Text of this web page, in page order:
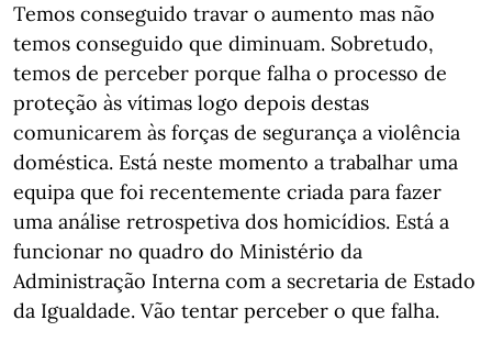
Temos conseguido travar o aumento mas não
temos conseguido que diminuam. Sobretudo,
temos de perceber porque falha o processo de
proteção às vítimas logo depois destas
comunicarem às forças de segurança a violência
doméstica. Está neste momento a trabalhar uma
equipa que foi recentemente criada para fazer
uma análise retrospetiva dos homicídios. Está a
funcionar no quadro do Ministério da
Administração Interna com a secretaria de Estado
da Igualdade. Vão tentar perceber o que falha.